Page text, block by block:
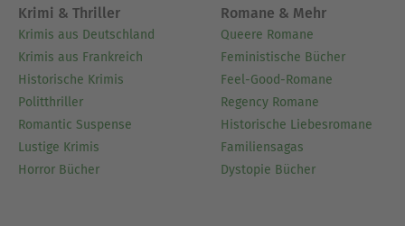
Krimi & Thriller
Krimis aus Deutschland
Krimis aus Frankreich
Historische Krimis
Politthriller
Romantic Suspense
Lustige Krimis
Horror Bücher
Romane & Mehr
Queere Romane
Feministische Bücher
Feel-Good-Romane
Regency Romane
Historische Liebesromane
Familiensagas
Dystopie Bücher